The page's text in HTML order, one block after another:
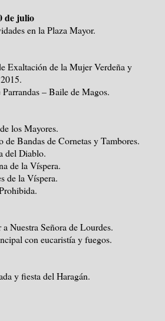
de julio
en la Plaza Mayor.
Exaltación de la Mujer Verdeña y
– Baile de Magos.
los Mayores.
de Bandas de Cornetas y Tambores.
del Diablo.
de la Víspera.
de la Víspera.
Nuestra Señora de Lourdes.
con eucaristía y fuegos.
y fiesta del Haragán.